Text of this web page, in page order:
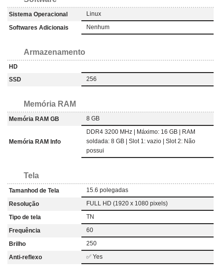
Sistema Operacional
Linux
Softwares Adicionais
Nenhum
Armazenamento
HD
SSD
256
Memória RAM
Memória RAM GB 8 GB
Memória RAM Info
DDR4 3200 MHz | Máximo: 16 GB | RAM
soldada: 8 GB | Slot 1: vazio | Slot 2: Não
possui
Tela
Tamanhod de Tela
15.6 polegadas
Resolução
FULL HD (1920 x 1080 pixels)
Tipo de tela
TN
Frequência
60
Brilho
250
Anti-reflexo
✅ Yes